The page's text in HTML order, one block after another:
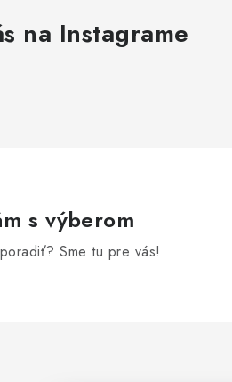
na Instagrame
s výberom
Sme tu pre vás!